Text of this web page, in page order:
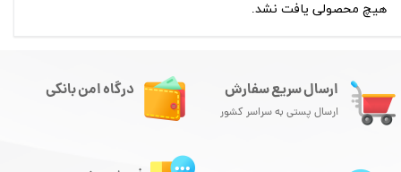
هیچ محصولی یافت نشد.
ارسال سریع سفارش
ارسال پستی به سراسر کشور
درگاه امن بانکی